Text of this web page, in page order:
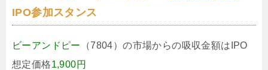
IPO参加スタンス
ビーアンドピー
（7804）の市場からの吸収金額はIPO
想定価格1,900円